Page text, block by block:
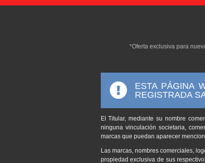
*Oferta exclusiva para
ESTA PÁGINA
REGISTRADA
El Titular, mediante su nombre
ninguna vinculación societaria,
marcas que puedan aparecer
Las marcas, nombres comerciales,
propiedad exclusiva de sus